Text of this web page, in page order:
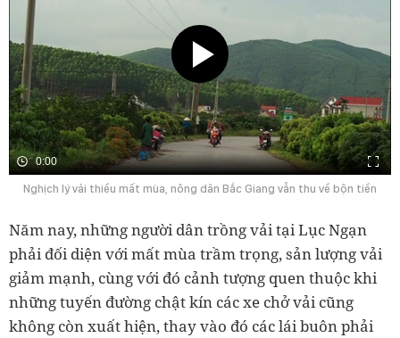
0:00
Nghịch lý vải thiều mất mùa, nông dân Bắc Giang vẫn thu về bộn tiền
Năm nay, những người dân trồng vải tại Lục Ngạn
phải đối diện với mất mùa trầm trọng, sản lượng vải
giảm mạnh, cùng với đó cảnh tượng quen thuộc khi
những tuyến đường chật kín các xe chở vải cũng
không còn xuất hiện, thay vào đó các lái buôn phải